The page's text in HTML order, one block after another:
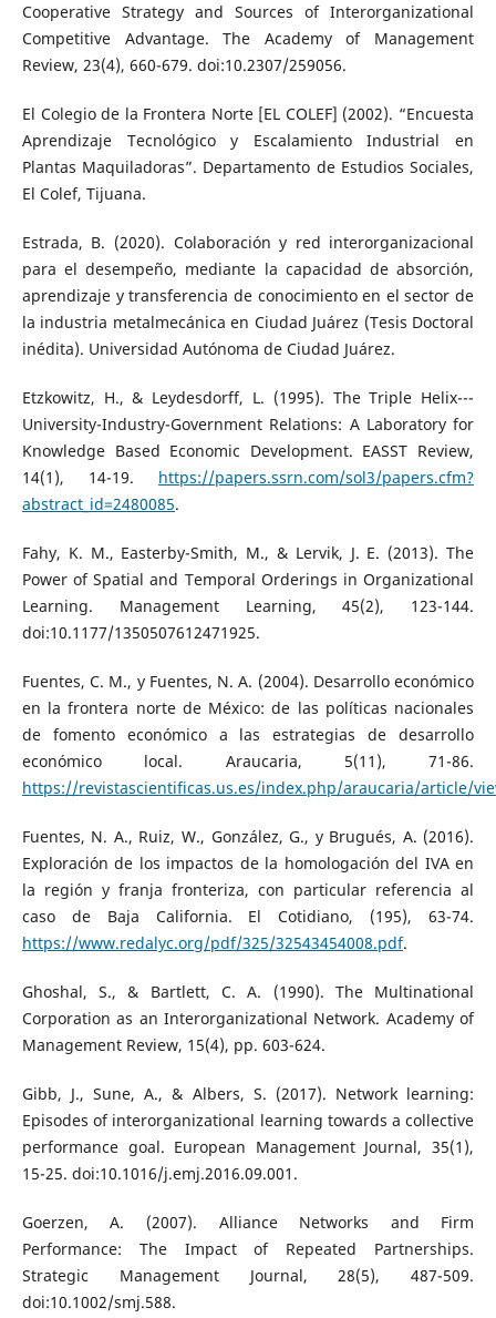
Cooperative Strategy and Sources of Interorganizational
Competitive Advantage. The Academy of Management
Review, 23(4), 660-679. doi:10.2307/259056.
El Colegio de la Frontera Norte [EL COLEF] (2002). “Encuesta
Aprendizaje Tecnológico y Escalamiento Industrial en
Plantas Maquiladoras”. Departamento de Estudios Sociales,
El Colef, Tijuana.
Estrada, B. (2020). Colaboración y red interorganizacional
para el desempeño, mediante la capacidad de absorción,
aprendizaje y transferencia de conocimiento en el sector de
la industria metalmecánica en Ciudad Juárez (Tesis Doctoral
inédita). Universidad Autónoma de Ciudad Juárez.
Etzkowitz, H., & Leydesdorff, L. (1995). The Triple Helix---
University-Industry-Government Relations: A Laboratory for
Knowledge Based Economic Development. EASST Review,
14(1), 14-19. https://papers.ssrn.com/sol3/papers.cfm?
abstract_id=2480085.
Fahy, K. M., Easterby-Smith, M., & Lervik, J. E. (2013). The
Power of Spatial and Temporal Orderings in Organizational
Learning. Management Learning, 45(2), 123-144.
doi:10.1177/1350507612471925.
Fuentes, C. M., y Fuentes, N. A. (2004). Desarrollo económico
en la frontera norte de México: de las políticas nacionales
de fomento económico a las estrategias de desarrollo
económico local. Araucaria, 5(11), 71-86.
https://revistascientificas.us.es/index.php/araucaria/article/
Fuentes, N. A., Ruiz, W., González, G., y Brugués, A. (2016).
Exploración de los impactos de la homologación del IVA en
la región y franja fronteriza, con particular referencia al
caso de Baja California. El Cotidiano, (195), 63-74.
https://www.redalyc.org/pdf/325/32543454008.pdf.
Ghoshal, S., & Bartlett, C. A. (1990). The Multinational
Corporation as an Interorganizational Network. Academy of
Management Review, 15(4), pp. 603-624.
Gibb, J., Sune, A., & Albers, S. (2017). Network learning:
Episodes of interorganizational learning towards a collective
performance goal. European Management Journal, 35(1),
15-25. doi:10.1016/j.emj.2016.09.001.
Goerzen, A. (2007). Alliance Networks and Firm
Performance: The Impact of Repeated Partnerships.
Strategic Management Journal, 28(5), 487-509.
doi:10.1002/smj.588.